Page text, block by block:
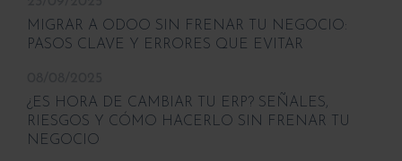
MIGRAR A ODOO SIN FRENAR TU NEGOCIO:
PASOS CLAVE Y ERRORES QUE EVITAR
¿ES HORA DE CAMBIAR TU ERP? SEÑALES,
RIESGOS Y CÓMO HACERLO SIN FRENAR TU
NEGOCIO